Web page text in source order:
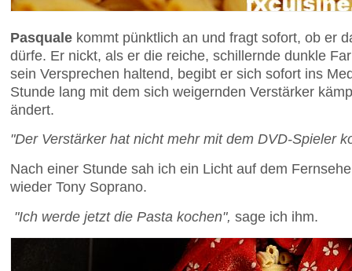
Pasquale kommt pünktlich an und fragt sofort, ob er
dürfe. Er nickt, als er die reiche, schillernde dunkle
sein Versprechen haltend, begibt er sich sofort ins
Stunde lang mit dem sich weigernden Verstärker
ändert.
"Der Verstärker hat nicht mehr mit dem DVD-Spieler
Nach einer Stunde sah ich ein Licht auf dem
wieder Tony Soprano.
"Ich werde jetzt die Pasta kochen", sage ich ihm.